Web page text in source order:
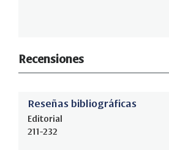
Recensiones
Reseñas bibliográficas
Editorial
211-232